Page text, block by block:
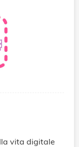
vita digitale